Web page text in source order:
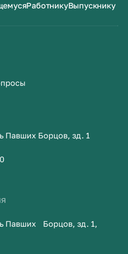
РаботникуВыпускнику
Павших Борцов, зд. 1
Павших Борцов, зд. 1,